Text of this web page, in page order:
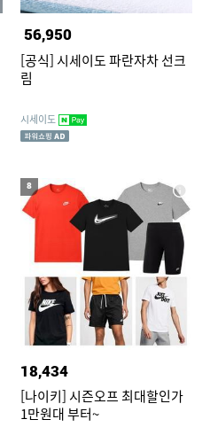
56,950
[공식] 시세이도 파란자차 선크
림
시세이도
8
18,434
[나이키] 시즌오프 최대할인가
1만원대 부터~